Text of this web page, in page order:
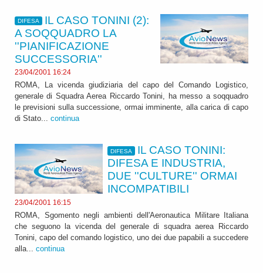
DIFESA
IL CASO TONINI (2):
A SOQQUADRO LA
''PIANIFICAZIONE
SUCCESSORIA''
23/04/2001 16:24
ROMA, La vicenda giudiziaria del capo del Comando Logistico,
generale di Squadra Aerea Riccardo Tonini, ha messo a soqquadro
le previsioni sulla successione, ormai imminente, alla carica di capo
di Stato... continua
DIFESA
IL CASO TONINI:
DIFESA E INDUSTRIA,
DUE ''CULTURE'' ORMAI
INCOMPATIBILI
23/04/2001 16:15
ROMA, Sgomento negli ambienti dell'Aeronautica Militare Italiana
che seguono la vicenda del generale di squadra aerea Riccardo
Tonini, capo del comando logistico, uno dei due papabili a succedere
alla... continua